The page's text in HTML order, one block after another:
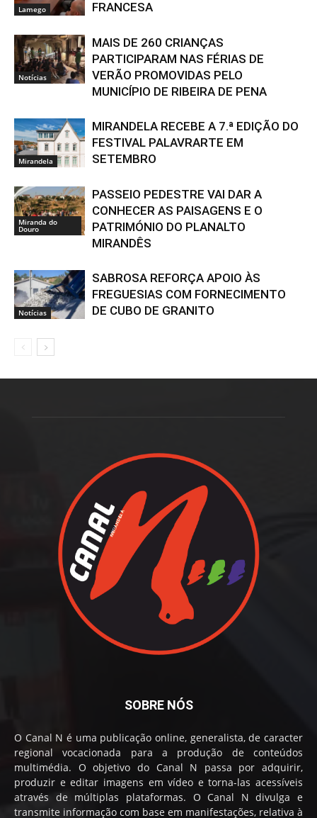
Lamego
FRANCESA
Notícias
MAIS DE 260 CRIANÇAS
PARTICIPARAM NAS FÉRIAS DE
VERÃO PROMOVIDAS PELO
MUNICÍPIO DE RIBEIRA DE PENA
Mirandela
MIRANDELA RECEBE A 7.ª EDIÇÃO DO
FESTIVAL PALAVRARTE EM
SETEMBRO
Miranda do
Douro
PASSEIO PEDESTRE VAI DAR A
CONHECER AS PAISAGENS E O
PATRIMÓNIO DO PLANALTO
MIRANDÊS
Notícias
SABROSA REFORÇA APOIO ÀS
FREGUESIAS COM FORNECIMENTO
DE CUBO DE GRANITO
SOBRE NÓS
O Canal N é uma publicação online, generalista, de caracter
regional vocacionada para a produção de conteúdos
multimédia. O objetivo do Canal N passa por adquirir,
produzir e editar imagens em vídeo e torna-las acessíveis
através de múltiplas plataformas. O Canal N divulga e
transmite informação com base em manifestações, relativa à